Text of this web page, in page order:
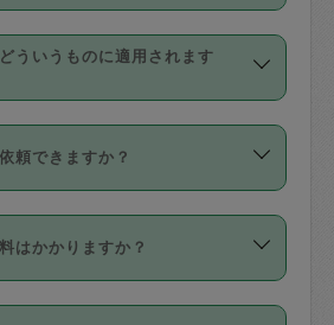
送信後、個別にタスカジさ
ジを送り調整してくださ
２時間を越えての調整はで
い場合、損害保険の対象外
所での作業や危険作業、屋
対象外です。
給食やレストランで料理関
従事されていた方、日本で
キーパーや英語の先生とし
ているフィリピン出身の
なバックグラウンドの方が
ます。
せる方など様々です。
各自事務局との面接と説明
す。その後、身分証明書の
ていただいています。外国
す。タスカジさんトレーニ
ったセルフトレーニングの
ルを受け、合格したタスカ
されています。
ういうものに適用されます
カジさんとの間でタスカジ
した作業時間内での作業に
。作業範囲は、掃除、洗
に物を壊したり、人にけが
た場合が対象で、補償金額
頼できますか？
現在を起点に3日後（72時間
から受付可能となっていま
はかかりますか？
には、以下の2種類がありま